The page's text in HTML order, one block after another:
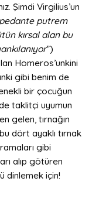
Şimdi Virgilius’un
putrem
kırsal alan bu
”)
Homeros’unkini
gibi benim de
bir çocuğun
taklitçi uyumun
gelen, tırnağın
dört ayaklı tırnak
gibi
alıp götüren
dinlemek için!